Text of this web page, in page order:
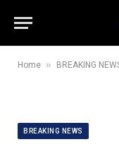
Home » BREAKING
BREAKING NEWS